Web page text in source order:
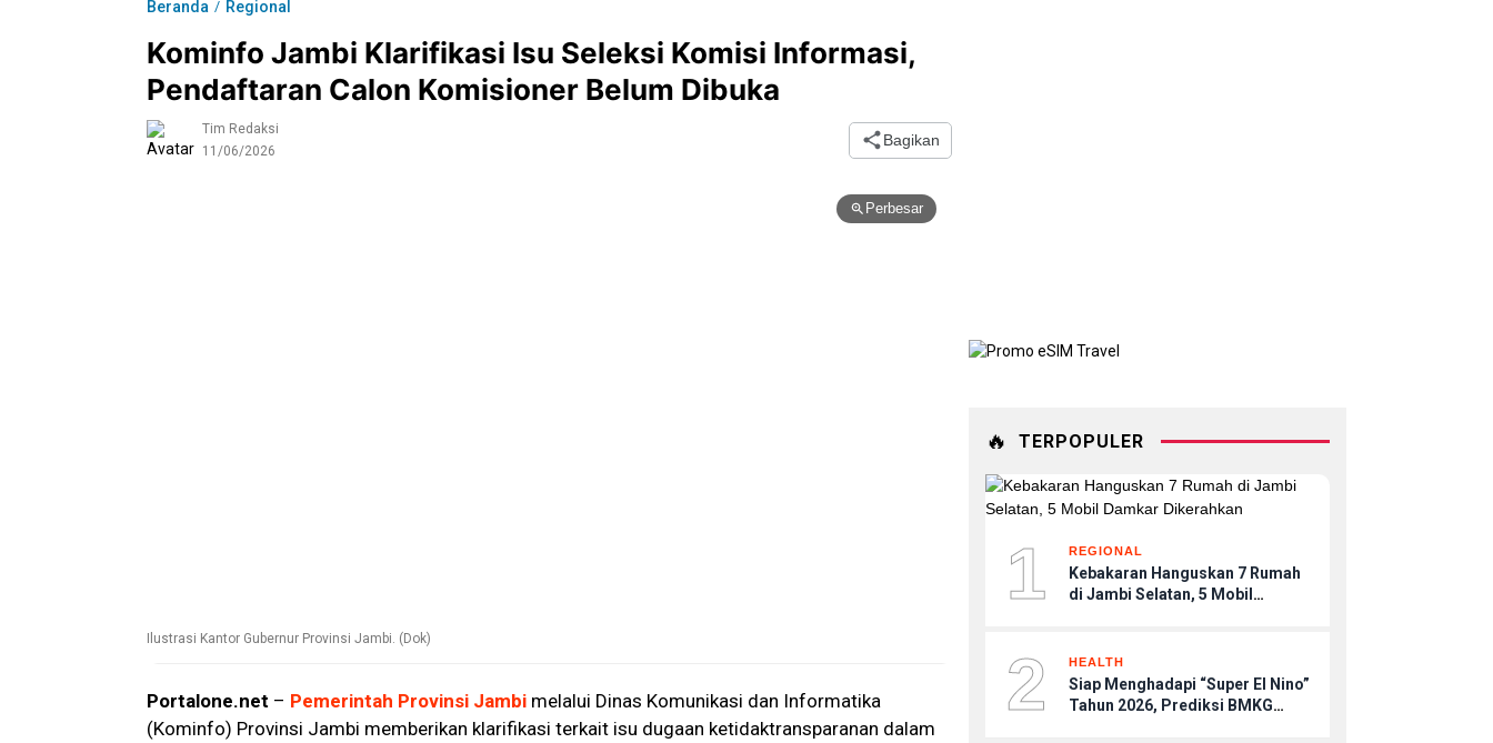
Beranda / Regional
Kominfo Jambi Klarifikasi Isu Seleksi Komisi Informasi,
Pendaftaran Calon Komisioner Belum Dibuka
Tim Redaksi
11/06/2026
Bagikan
Ilustrasi Kantor Gubernur Provinsi Jambi. (Dok)
Perbesar
Portalone.net – Pemerintah Provinsi Jambi melalui Dinas Komunikasi dan Informatika
(Kominfo) Provinsi Jambi memberikan klarifikasi terkait isu dugaan ketidaktransparanan dalam
🔥 TERPOPULER
1 REGIONAL
Kebakaran Hanguskan 7 Rumah
di Jambi Selatan, 5 Mobil
2 HEALTH
Siap Menghadapi “Super El Nino”
Tahun 2026, Prediksi BMKG